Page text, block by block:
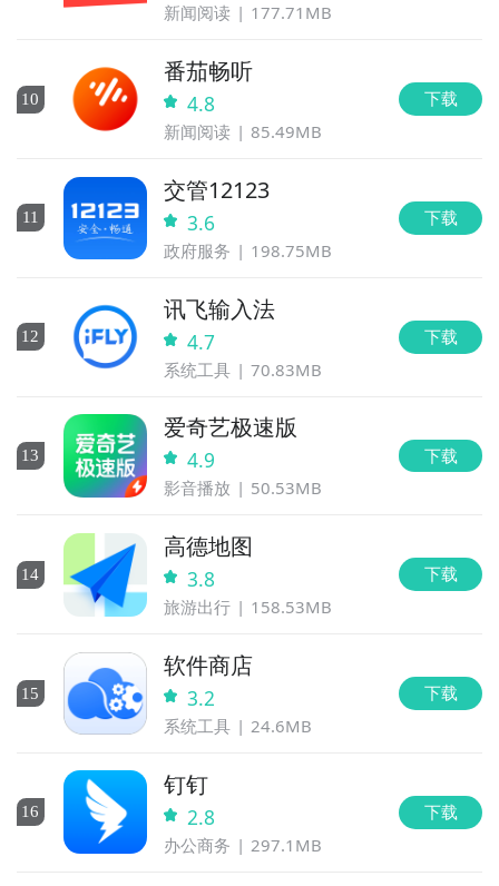
新闻阅读 177.71MB
10
番茄畅听
4.8
新闻阅读 85.49MB
下载
11
交管12123
3.6
政府服务 198.75MB
下载
12
讯飞输入法
4.7
系统工具 70.83MB
下载
13
爱奇艺极速版
4.9
影音播放 50.53MB
下载
14
高德地图
3.8
旅游出行 158.53MB
下载
15
软件商店
3.2
系统工具 24.6MB
下载
16
钉钉
2.8
办公商务 297.1MB
下载